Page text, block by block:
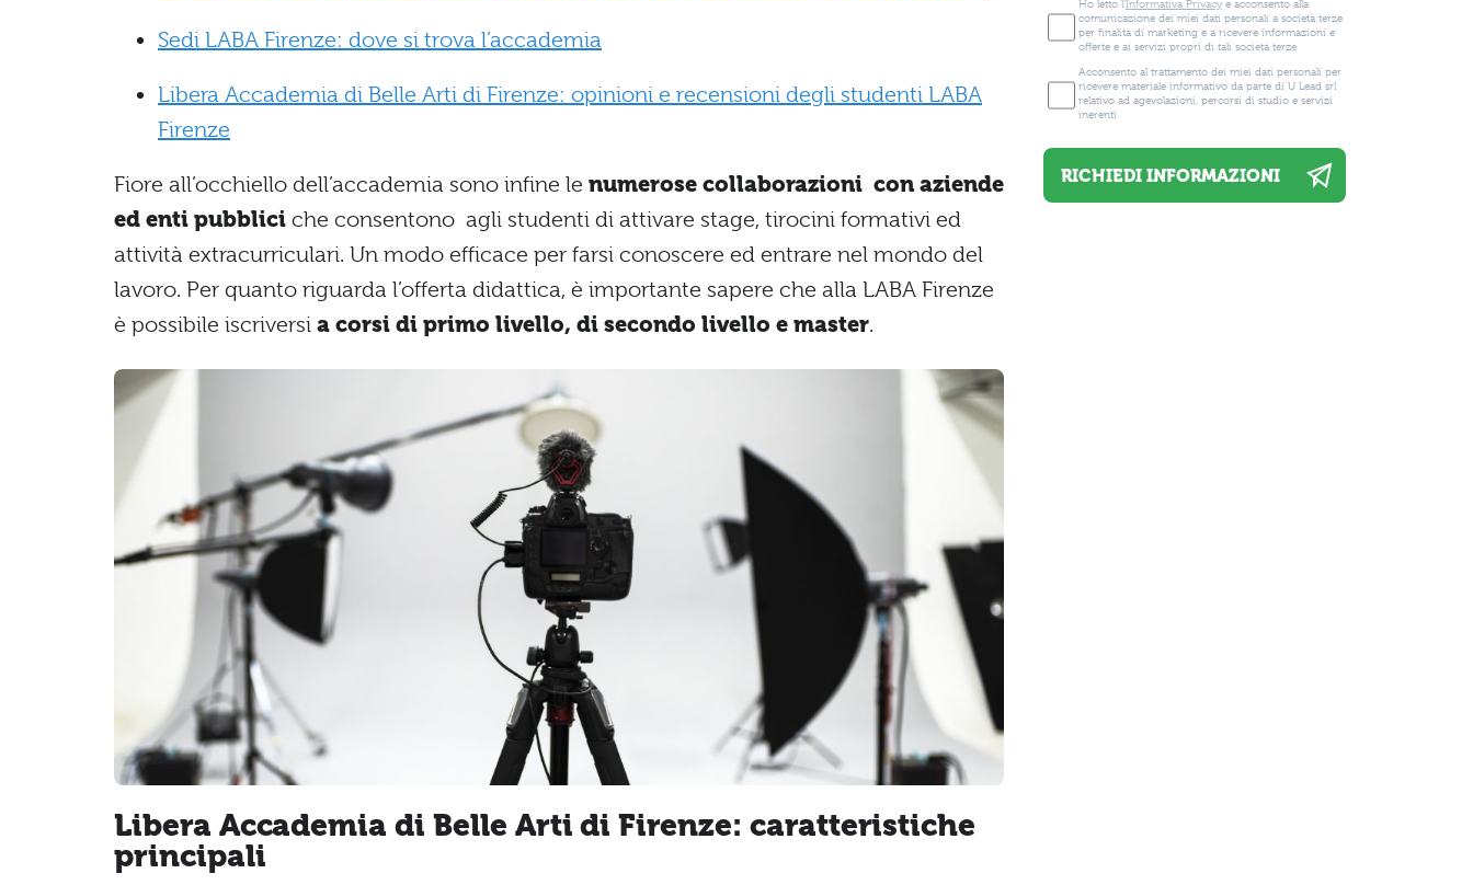
Sedi LABA Firenze: dove si trova l’accademia
Libera Accademia di Belle Arti di Firenze: opinioni e recensioni degli studenti LABA
Firenze
Fiore all’occhiello dell’accademia sono infine le numerose collaborazioni con aziende
ed enti pubblici che consentono agli studenti di attivare stage, tirocini formativi ed
attività extracurriculari. Un modo efficace per farsi conoscere ed entrare nel mondo del
lavoro. Per quanto riguarda l’offerta didattica, è importante sapere che alla LABA Firenze
è possibile iscriversi a corsi di primo livello, di secondo livello e master.
Libera Accademia di Belle Arti di Firenze: caratteristiche
principali
Ho letto l'Informativa Privacye acconsento alla
comunicazione dei miei dati personali a società terze
per finalità di marketing e a ricevere informazioni e
offerte e ai servizi propri di tali società terze
Acconsento al trattamento dei miei dati personali per
ricevere materiale informativo da parte di U Lead srl
relativo ad agevolazioni, percorsi di studio e servizi
inerenti